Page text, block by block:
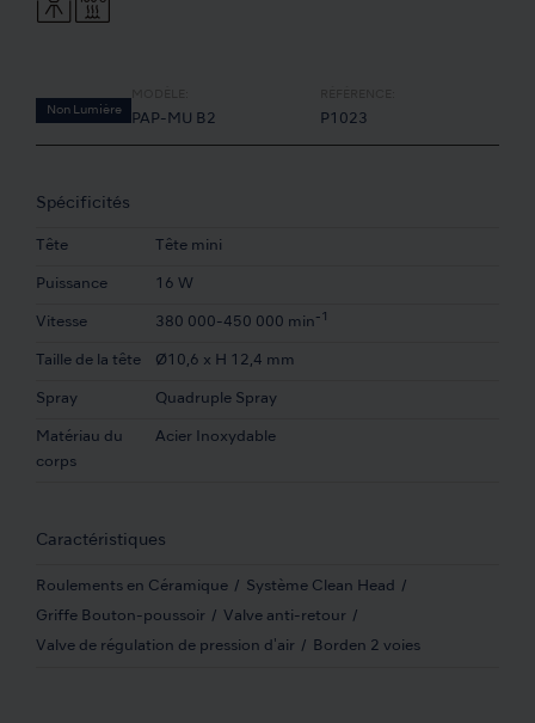
Non Lumière
PAP-MU B2 P1023
Spécificités
Tête Tête mini
Puissance 16 W
Vitesse 380 000-450 000 min -1
Taille de la tête Ø10,6 x H 12,4 mm
Spray Quadruple Spray
Matériau du
corps
Acier Inoxydable
Caractéristiques
Roulements en Céramique Système Clean Head
Griffe Bouton-poussoir Valve anti-retour
Valve de régulation de pression d'air Borden 2 voies